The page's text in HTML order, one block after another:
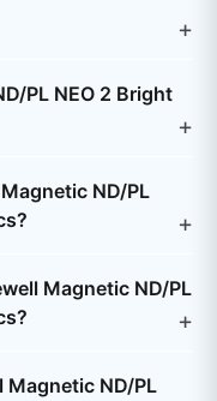
PL NEO 2 Bright
ND/PL
Magnetic ND/PL
Magnetic ND/PL